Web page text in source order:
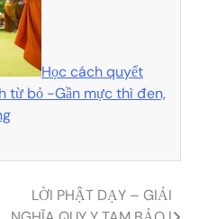
Học cách quyết
từ bỏ -Gần mực thì đen,
LỜI PHẬT DẠY – GIẢI